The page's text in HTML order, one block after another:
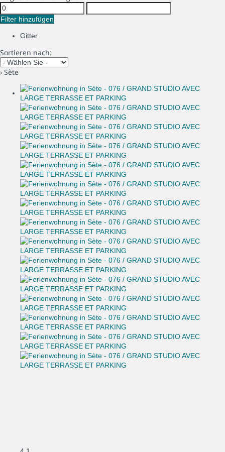
Filter hinzufügen
Gitter
Sortieren nach:
› Sète